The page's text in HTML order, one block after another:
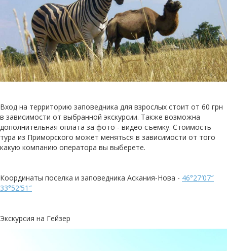
Вход на территорию заповедника для взрослых стоит от 60 грн
в зависимости от выбранной экскурсии. Также возможна
дополнительная оплата за фото - видео съемку. Стоимость
тура из Приморского может меняться в зависимости от того
какую компанию оператора вы выберете.
Координаты поселка и заповедника Аскания-Нова - 46°27′07″
33°52′51″
Экскурсия на Гейзер